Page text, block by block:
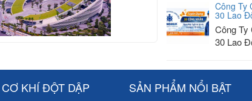
Công Ty
30 Lao
Công Ty
30 Lao
CƠ KHÍ ĐỘT DẬP SẢN PHẨM NỔI BẬT